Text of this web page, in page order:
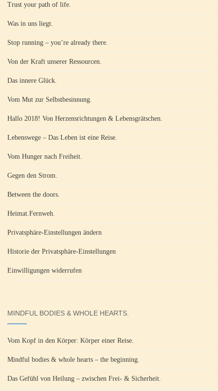
Trust your path of life.
Was in uns liegt.
Stop running – you’re already there.
Von der Kraft unserer Ressourcen.
Das innere Glück.
Vom Mut zur Selbstbesinnung.
Hallo 2018! Von Herzensrichtungen & Lebensgrätschen.
Lebenswege – Das Leben ist eine Reise.
Vom Hunger nach Freiheit.
Gegen den Strom.
Between the doors.
Heimat.Fernweh.
Privatsphäre-Einstellungen ändern
Historie der Privatsphäre-Einstellungen
Einwilligungen widerrufen
MINDFUL BODIES & WHOLE HEARTS.
Vom Kopf in den Körper: Körper einer Reise.
Mindful bodies & whole hearts – the beginning.
Das Gefühl von Heilung – zwischen Frei- & Sicherheit.